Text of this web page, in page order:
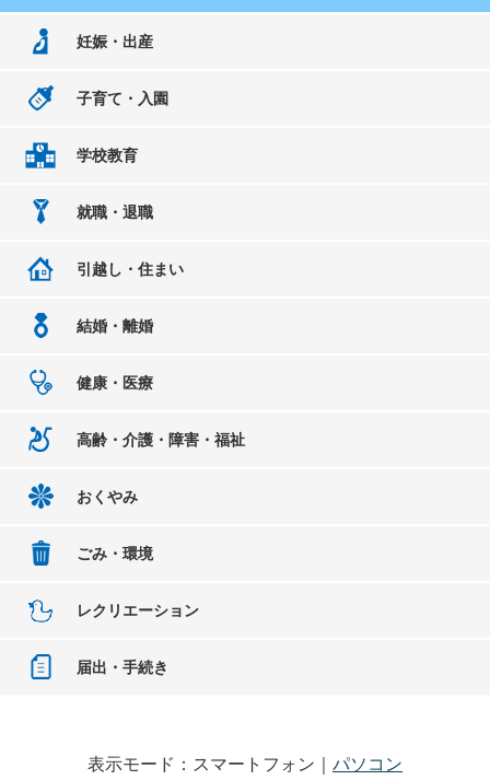
妊娠・出産
子育て・入園
学校教育
就職・退職
引越し・住まい
結婚・離婚
健康・医療
高齢・介護・障害・福祉
おくやみ
ごみ・環境
レクリエーション
届出・手続き
表示モード：スマートフォン｜ パソコン